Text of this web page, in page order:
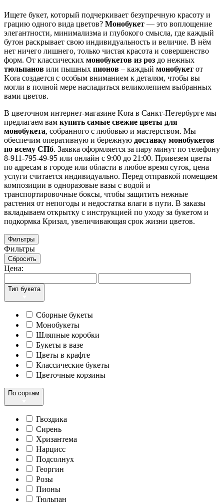
Ищете букет, который подчеркивает безупречную красоту и
грацию одного вида цветов? Монобукет — это воплощение
элегантности, минимализма и глубокого смысла, где каждый
бутон раскрывает свою индивидуальность и величие. В нём
нет ничего лишнего, только чистая красота и совершенство
форм. От классических монобукетов из роз до нежных
тюльпанов или пышных пионов – каждый монобукет от
Kora создается с особым вниманием к деталям, чтобы вы
могли в полной мере насладиться великолепием выбранных
вами цветов.
В цветочном интернет-магазине Kora в Санкт-Петербурге мы
предлагаем вам купить самые свежие цветы для
монобукета, собранного с любовью и мастерством. Мы
обеспечим оперативную и бережную доставку монобукетов
по всему СПб. Заявка оформляется за пару минут по телефону
8-911-795-49-95 или онлайн с 9:00 до 21:00. Привезем цветы
по адресам в городе или области в любое время суток, цена
услуги считается индивидуально. Перед отправкой помещаем
композиции в одноразовые вазы с водой и
транспортировочные боксы, чтобы защитить нежные
растения от непогоды и недостатка влаги в пути. В заказы
вкладываем открытку с инструкцией по уходу за букетом и
подкормка Кризал, увеличивающая срок жизни цветов.
Фильтры
Фильтры
Сбросить
Цена:
Тип букета
Сборные букеты
Монобукеты
Шляпные коробки
Букеты в вазе
Цветы в крафте
Классические букеты
Цветочные корзины
По сортам
Гвоздика
Сирень
Хризантема
Нарцисс
Подсолнух
Георгин
Розы
Пионы
Тюльпан